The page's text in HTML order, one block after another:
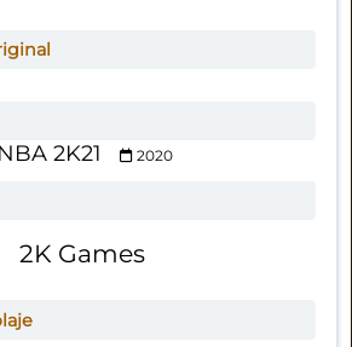
NBA 2K21 2020
2K Games